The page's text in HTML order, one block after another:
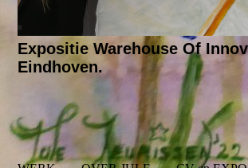
Expositie Warehouse Of
Eindhoven.